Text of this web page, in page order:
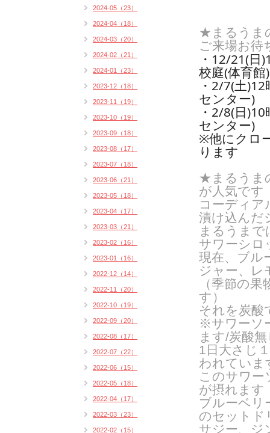
★まるうま
ご来場お待
・12/21(日
校庭(体育館)
・2/7(土
センター)
・2/8(日
センター)
※他にクロ
ります
★まるうま
が人気です
コーディア
漬け込んだ
まるうま
サワーシロ
現在、ブル
ジャー、レ
（季節の
す）
それを炭酸
※サワーソ
ます/炭酸
1日大さじ
われていま
このサワー
が摂れます
ブルーベリ
のセットド
サジー、ジ
2024-05（23）
2024-04（18）
2024-03（20）
2024-02（21）
2024-01（23）
2023-12（18）
2023-11（19）
2023-10（19）
2023-09（18）
2023-08（17）
2023-07（18）
2023-06（21）
2023-05（18）
2023-04（17）
2023-03（21）
2023-02（16）
2023-01（16）
2022-12（14）
2022-11（20）
2022-10（19）
2022-09（20）
2022-08（17）
2022-07（22）
2022-06（15）
2022-05（18）
2022-04（17）
2022-03（23）
2022-02（15）